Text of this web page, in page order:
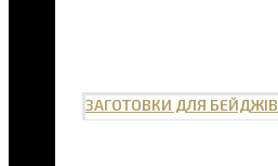
ЗАГОТОВКИ ДЛЯ БЕЙДЖІВ